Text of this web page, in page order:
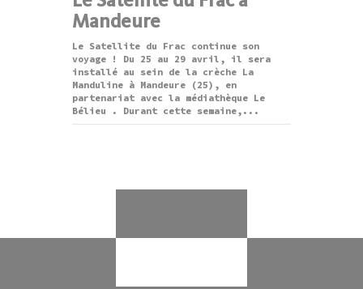
Mandeure
Le Satellite du Frac continue son
voyage ! Du 25 au 29 avril, il sera
installé au sein de la crèche La
Manduline à Mandeure (25), en
partenariat avec la médiathèque Le
Bélieu . Durant cette semaine,...